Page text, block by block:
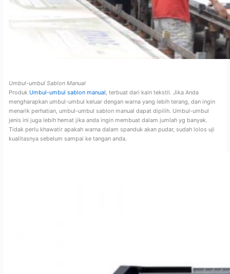
Umbul-umbul Sablon Manual
Produk Umbul-umbul sablon manual, terbuat dari kain tekstil. Jika Anda
mengharapkan umbul-umbul keluar dengan warna yang lebih terang, dan ingin
menarik perhatian, umbul-umbul sablon manual dapat dipilih. Umbul-umbul
jenis ini juga lebih hemat jika anda ingin membuat dalam jumlah yg banyak.
Tidak perlu khawatir apakah warna dalam spanduk akan pudar, sudah lolos uji
kualitasnya sebelum sampai ke tangan anda.